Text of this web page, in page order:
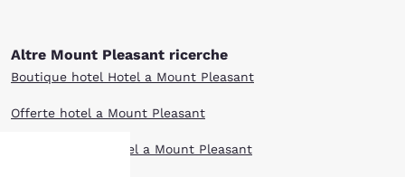
Altre Mount Pleasant ricerche
Boutique hotel Hotel a Mount Pleasant
Offerte hotel a Mount Pleasant
Extended Stay Hotel a Mount Pleasant